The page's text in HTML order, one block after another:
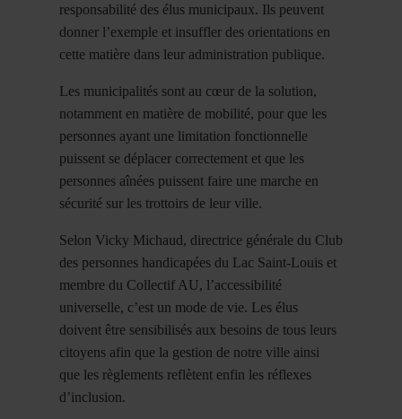
responsabilité des élus municipaux. Ils peuvent
donner l’exemple et insuffler des orientations en
cette matière dans leur administration publique.
Les municipalités sont au cœur de la solution,
notamment en matière de mobilité, pour que les
personnes ayant une limitation fonctionnelle
puissent se déplacer correctement et que les
personnes aînées puissent faire une marche en
sécurité sur les trottoirs de leur ville.
Selon Vicky Michaud, directrice générale du Club
des personnes handicapées du Lac Saint-Louis et
membre du Collectif AU, l’accessibilité
universelle, c’est un mode de vie. Les élus
doivent être sensibilisés aux besoins de tous leurs
citoyens afin que la gestion de notre ville ainsi
que les règlements reflètent enfin les réflexes
d’inclusion.